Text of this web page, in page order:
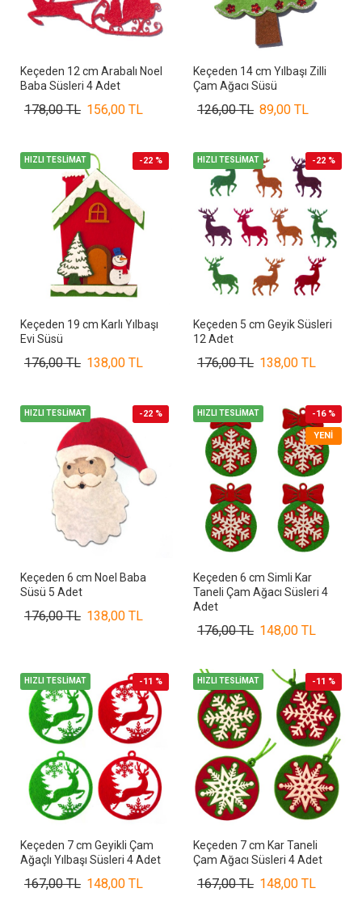
Keçeden 12 cm Arabalı Noel
Baba Süsleri 4 Adet
156,00 TL
178,00 TL
Keçeden 14 cm Yılbaşı Zilli
Çam Ağacı Süsü
89,00 TL
126,00 TL
HIZLI TESLİMAT -22 %
Keçeden 19 cm Karlı Yılbaşı
Evi Süsü
138,00 TL
176,00 TL
HIZLI TESLİMAT -22 %
Keçeden 5 cm Geyik Süsleri
12 Adet
138,00 TL
176,00 TL
HIZLI TESLİMAT -22 %
Keçeden 6 cm Noel Baba
Süsü 5 Adet
138,00 TL
176,00 TL
HIZLI TESLİMAT
YENI
-16 %
Keçeden 6 cm Simli Kar
Taneli Çam Ağacı Süsleri 4
Adet
148,00 TL
176,00 TL
HIZLI TESLİMAT -11 %
Keçeden 7 cm Geyikli Çam
Ağaçlı Yılbaşı Süsleri 4 Adet
148,00 TL
167,00 TL
HIZLI TESLİMAT -11 %
Keçeden 7 cm Kar Taneli
Çam Ağacı Süsleri 4 Adet
148,00 TL
167,00 TL